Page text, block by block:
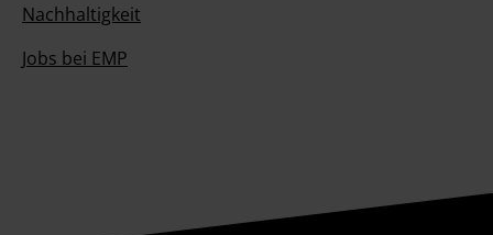
Nachhaltigkeit
Jobs bei EMP